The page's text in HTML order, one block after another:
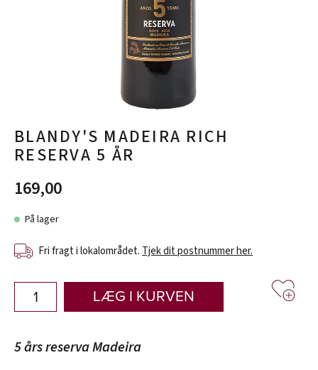
BLANDY'S MADEIRA RICH
RESERVA 5 ÅR
169,00
På lager
Fri fragt i lokalområdet. Tjek dit postnummer her.
LÆG I KURVEN
5 års reserva Madeira